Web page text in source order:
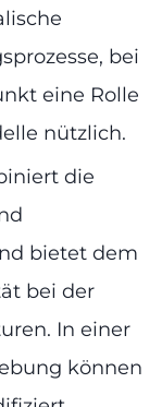
bei
eine Rolle
nützlich.
die
bietet dem
bei der
In einer
können